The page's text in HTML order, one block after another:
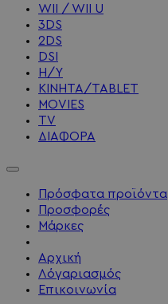
WII / WII U
3DS
2DS
DSI
Η/Υ
ΚΙΝΗΤΑ/TABLET
MOVIES
TV
ΔΙΑΦΟΡΑ
Πρόσφατα προϊόντα
Προσφορές
Μάρκες
Αρχική
Λόγαριασμός
Επικοινωνία